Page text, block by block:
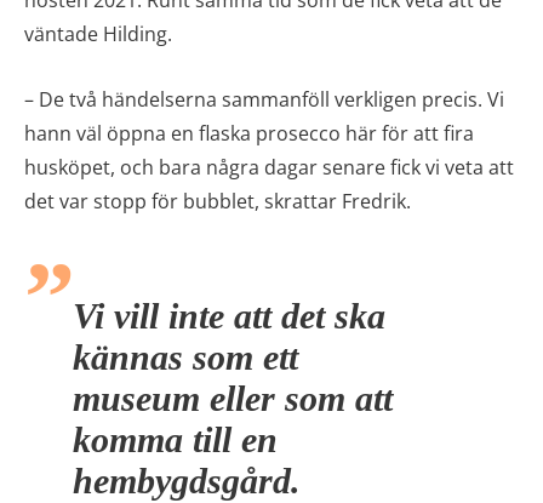
väntade Hilding.
– De två händelserna sammanföll verkligen precis. Vi
hann väl öppna en flaska prosecco här för att fira
husköpet, och bara några dagar senare fick vi veta att
det var stopp för bubblet, skrattar Fredrik.
Vi vill inte att det ska
kännas som ett
museum eller som att
komma till en
hembygdsgård.